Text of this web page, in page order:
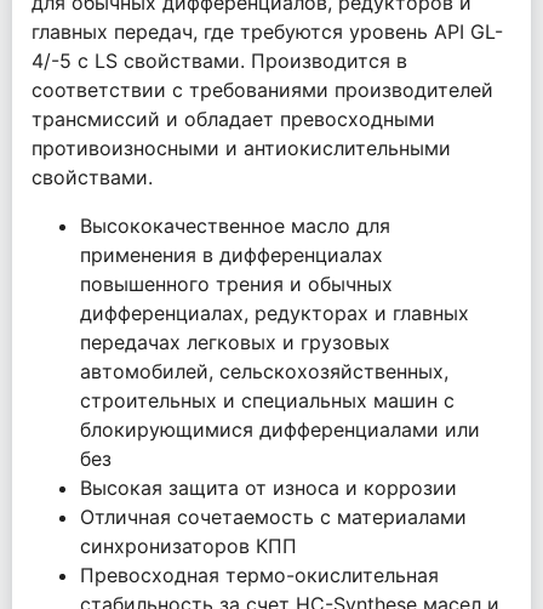
главных передач, где требуются уровень API GL-
4/-5 с LS свойствами. Производится в
соответствии с требованиями производителей
трансмиссий и обладает превосходными
противоизносными и антиокислительными
свойствами.
Высококачественное масло для
применения в дифференциалах
повышенного трения и обычных
дифференциалах, редукторах и главных
передачах легковых и грузовых
автомобилей, сельскохозяйственных,
строительных и специальных машин с
блокирующимися дифференциалами или
без
Высокая защита от износа и коррозии
Отличная сочетаемость с материалами
синхронизаторов КПП
Превосходная термо-окислительная